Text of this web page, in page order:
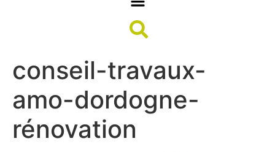
conseil-travaux-
amo-dordogne-
rénovation